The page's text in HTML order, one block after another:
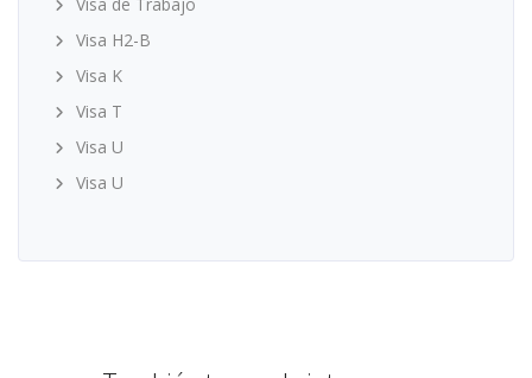
Visa H2-B
Visa K
Visa T
Visa U
Visa U